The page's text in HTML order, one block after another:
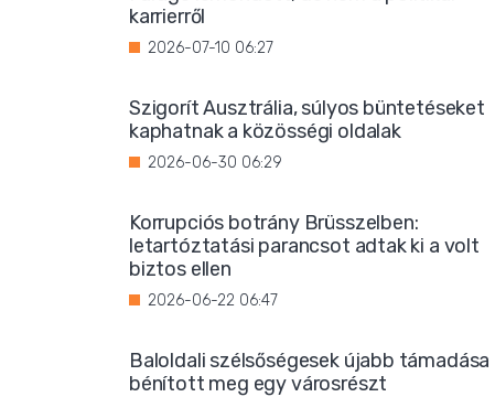
karrierről
2026-07-10 06:27
Szigorít Ausztrália, súlyos büntetéseket
kaphatnak a közösségi oldalak
2026-06-30 06:29
Korrupciós botrány Brüsszelben:
letartóztatási parancsot adtak ki a volt
biztos ellen
2026-06-22 06:47
Baloldali szélsőségesek újabb támadása
bénított meg egy városrészt